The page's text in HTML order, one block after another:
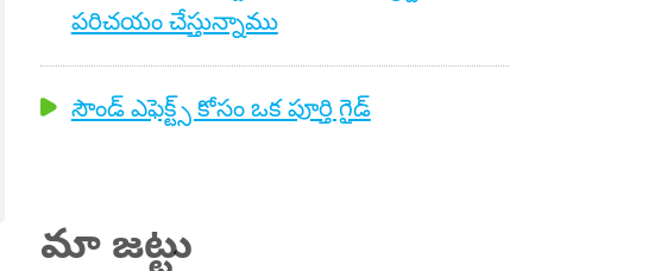
పరిచయం చేస్తున్నాము
సౌండ్ ఎఫెక్ట్స్ కోసం ఒక పూర్తి గైడ్
మా జట్టు